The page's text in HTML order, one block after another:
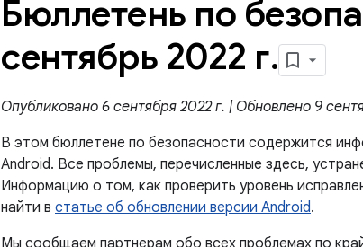
Бюллетень по
сентябрь 2022 г.
Опубликовано 6 сентября 2022 г. | Обновлено 9
В этом бюллетене по безопасности содержится
Android. Все проблемы, перечисленные здесь,
Информацию о том, как проверить уровень
найти в статье об обновлении версии Android.
Мы сообщаем партнерам обо всех проблемах по